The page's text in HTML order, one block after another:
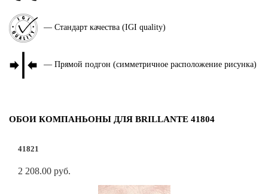
— Стандарт качества (IGI quality)
— Прямой подгон (симметричное расположение рисунка)
ОБОИ КОМПАНЬОНЫ ДЛЯ BRILLANTE 41804
41821
2 208.00 руб.